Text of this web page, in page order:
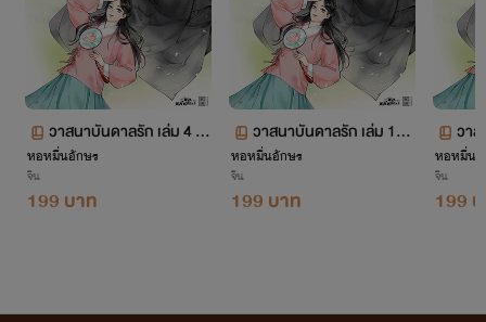
นิยายทุกเรื่องที่อยู่ในโปรเจกต์หอหมื่นอักษรเราเป็นนิยายที่เก๋อเก๋อพยายามพิถีพิถันคัดเลือก
มาอย่างเต็มความสามารถโดยผ่านการเรียบเรียงและกลั่นกรองด้วยความตั้งใจของเหล่านักแปล เพื่อ
ให้นายท่านได้รับความเพลิดเพลินอย่างถึงที่สุด
เก๋อเก๋อหวังเป็นอย่างยิ่งว่านิยายของเราจะเติมเต็มความปรารถนาของนายท่านทุกๆ คนได้
อย่างพึงพอใจ และเชื่อมั่นว่านายท่านจะสนับสนุนนิยายของเราอย่างถูกลิขสิทธิ์ เพื่อเป็นกำลังใจใน
การคัดสรรนิยายเรื่องอื่นๆ ของเราต่อไปในอนาคต
วาสนาบันดาลรัก เล่ม 4 ต
อนที่ 134-168
หอหมื่นอักษร
จีน
199 บาท
วาสนาบันดาลรัก เล่ม 12
(จบ)
หอหมื่นอักษร
จีน
199 บาท
วา
ตอ
หอหมื่น
จีน
199